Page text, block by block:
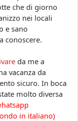
che di giorno
nei locali
e sano
conoscere.
da me a
vacanza da
sicuro. In boca
molto diversa
in italiano)